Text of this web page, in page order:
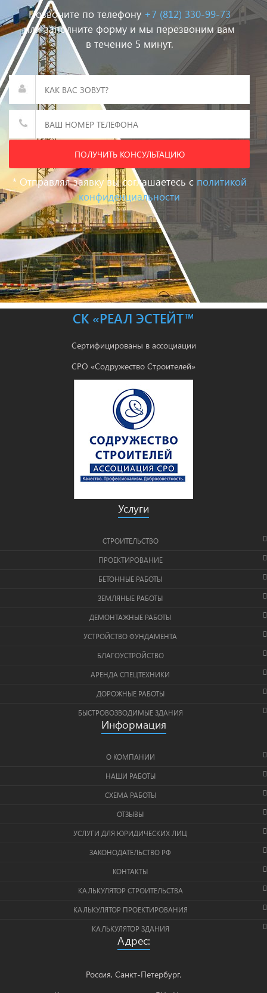
Позвоните по телефону +7 (812) 330-99-73
или заполните форму и мы перезвоним вам
в течение 5 минут.
ПОЛУЧИТЬ КОНСУЛЬТАЦИЮ
* Отправляя заявку вы соглашаетесь с политикой
конфиденциальности
СК «РЕАЛ ЭСТЕЙТ™
Сертифицированы в ассоциации
СРО «Содружество Строителей»
Услуги
СТРОИТЕЛЬСТВО
ПРОЕКТИРОВАНИЕ
БЕТОННЫЕ РАБОТЫ
ЗЕМЛЯНЫЕ РАБОТЫ
ДЕМОНТАЖНЫЕ РАБОТЫ
УСТРОЙСТВО ФУНДАМЕНТА
БЛАГОУСТРОЙСТВО
АРЕНДА СПЕЦТЕХНИКИ
ДОРОЖНЫЕ РАБОТЫ
БЫСТРОВОЗВОДИМЫЕ ЗДАНИЯ
Информация
О КОМПАНИИ
НАШИ РАБОТЫ
СХЕМА РАБОТЫ
ОТЗЫВЫ
УСЛУГИ ДЛЯ ЮРИДИЧЕСКИХ ЛИЦ
ЗАКОНОДАТЕЛЬСТВО РФ
КОНТАКТЫ
КАЛЬКУЛЯТОР СТРОИТЕЛЬСТВА
КАЛЬКУЛЯТОР ПРОЕКТИРОВАНИЯ
КАЛЬКУЛЯТОР ЗДАНИЯ
Адрес:
Россия, Санкт-Петербург,